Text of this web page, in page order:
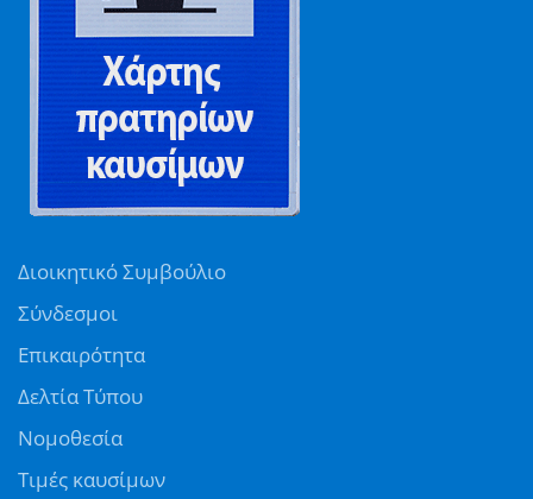
Διοικητικό Συμβούλιο
Σύνδεσμοι
Επικαιρότητα
Δελτία Τύπου
Νομοθεσία
Τιμές καυσίμων